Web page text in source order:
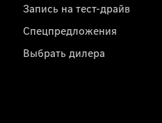
Запись на тест-драйв
Спецпредложения
Выбрать дилера